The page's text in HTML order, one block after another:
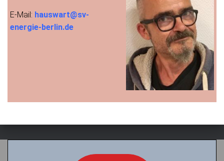
E-Mail: hauswart@sv-
energie-berlin.de